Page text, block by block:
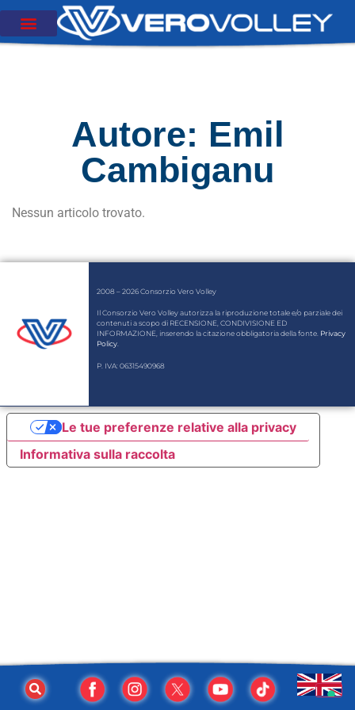
Autore: Emil
Cambiganu
Nessun articolo trovato.
2008 – 2026 Consorzio Vero Volley
Il Consorzio Vero Volley autorizza la riproduzione totale e/o parziale dei
contenuti a scopo di RECENSIONE, CONDIVISIONE ED
INFORMAZIONE, inserendo la citazione obbligatoria della fonte. Privacy
Policy.
P. IVA: 06315490968
Informativa sulla raccolta
Le tue preferenze relative alla privacy